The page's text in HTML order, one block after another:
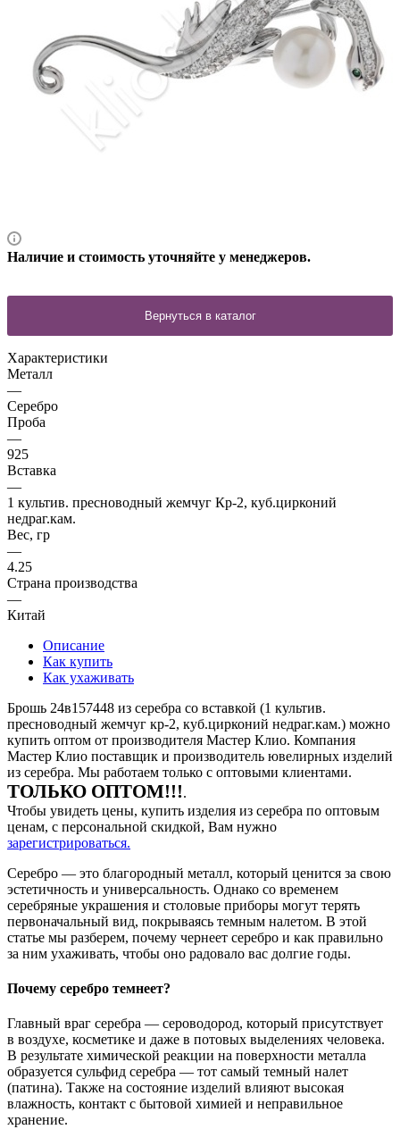
Наличие и стоимость уточняйте у менеджеров.
Характеристики
Металл
—
Серебро
Проба
—
925
Вставка
—
1 культив. пресноводный жемчуг Кр-2, куб.цирконий
недраг.кам.
Вес, гр
—
4.25
Страна производства
—
Китай
Описание
Как купить
Как ухаживать
Брошь 24в157448 из серебра со вставкой (1 культив.
пресноводный жемчуг кр-2, куб.цирконий недраг.кам.) можно
купить оптом от производителя Мастер Клио. Компания
Мастер Клио поставщик и производитель ювелирных изделий
из серебра. Мы работаем только с оптовыми клиентами.
ТОЛЬКО ОПТОМ!!!.
Чтобы увидеть цены, купить изделия из серебра по оптовым
ценам, с персональной скидкой, Вам нужно
зарегистрироваться.
Серебро — это благородный металл, который ценится за свою
эстетичность и универсальность. Однако со временем
серебряные украшения и столовые приборы могут терять
первоначальный вид, покрываясь темным налетом. В этой
статье мы разберем, почему чернеет серебро и как правильно
за ним ухаживать, чтобы оно радовало вас долгие годы.
Почему серебро темнеет?
Главный враг серебра — сероводород, который присутствует
в воздухе, косметике и даже в потовых выделениях человека.
В результате химической реакции на поверхности металла
образуется сульфид серебра — тот самый темный налет
(патина). Также на состояние изделий влияют высокая
влажность, контакт с бытовой химией и неправильное
хранение.